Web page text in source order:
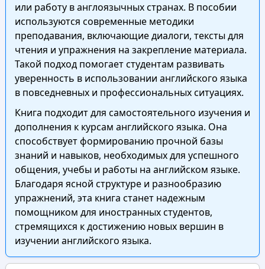
или работу в англоязычных странах. В пособии
используются современные методики
преподавания, включающие диалоги, тексты для
чтения и упражнения на закрепление материала.
Такой подход помогает студентам развивать
уверенность в использовании английского языка
в повседневных и профессиональных ситуациях.
Книга подходит для самостоятельного изучения и
дополнения к курсам английского языка. Она
способствует формированию прочной базы
знаний и навыков, необходимых для успешного
общения, учебы и работы на английском языке.
Благодаря ясной структуре и разнообразию
упражнений, эта книга станет надежным
помощником для иностранных студентов,
стремящихся к достижению новых вершин в
изучении английского языка.